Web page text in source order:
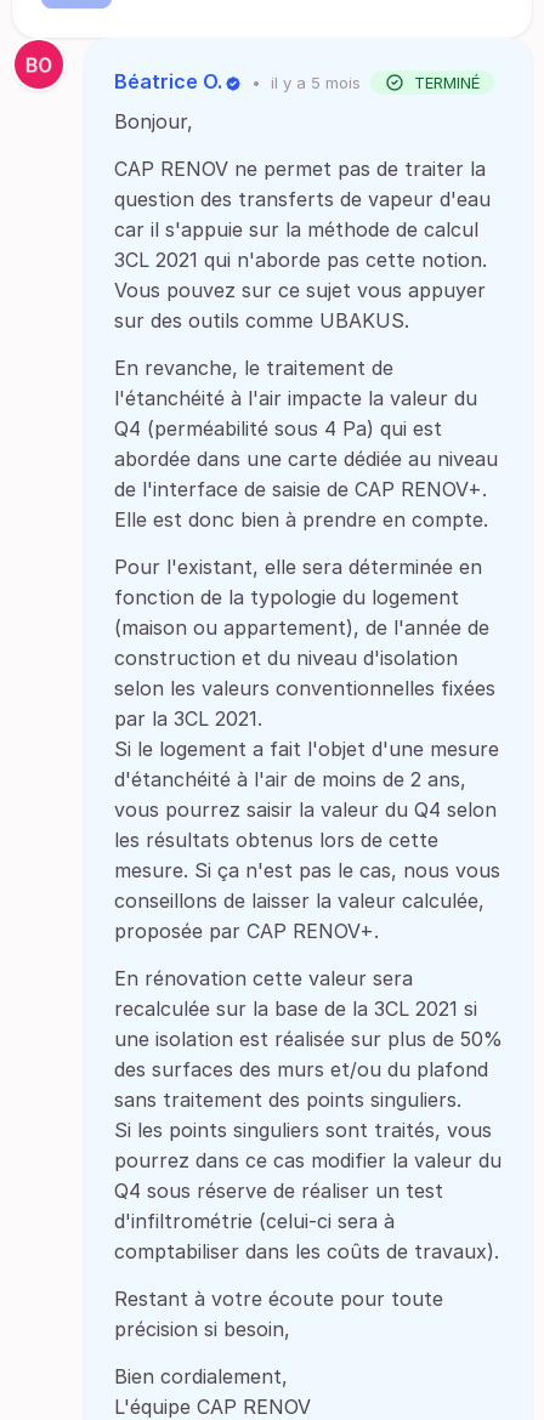
Béatrice O. • il y a 5 mois TERMINÉ
Bonjour,
CAP RENOV ne permet pas de traiter la
question des transferts de vapeur d'eau
car il s'appuie sur la méthode de calcul
3CL 2021 qui n'aborde pas cette notion.
Vous pouvez sur ce sujet vous appuyer
sur des outils comme UBAKUS.
En revanche, le traitement de
l'étanchéité à l'air impacte la valeur du
Q4 (perméabilité sous 4 Pa) qui est
abordée dans une carte dédiée au niveau
de l'interface de saisie de CAP RENOV+.
Elle est donc bien à prendre en compte.
Pour l'existant, elle sera déterminée en
fonction de la typologie du logement
(maison ou appartement), de l'année de
construction et du niveau d'isolation
selon les valeurs conventionnelles fixées
par la 3CL 2021.
Si le logement a fait l'objet d'une mesure
d'étanchéité à l'air de moins de 2 ans,
vous pourrez saisir la valeur du Q4 selon
les résultats obtenus lors de cette
mesure. Si ça n'est pas le cas, nous vous
conseillons de laisser la valeur calculée,
proposée par CAP RENOV+.
En rénovation cette valeur sera
recalculée sur la base de la 3CL 2021 si
une isolation est réalisée sur plus de 50%
des surfaces des murs et/ou du plafond
sans traitement des points singuliers.
Si les points singuliers sont traités, vous
pourrez dans ce cas modifier la valeur du
Q4 sous réserve de réaliser un test
d'infiltrométrie (celui-ci sera à
comptabiliser dans les coûts de travaux).
Restant à votre écoute pour toute
précision si besoin,
Bien cordialement,
L'équipe CAP RENOV